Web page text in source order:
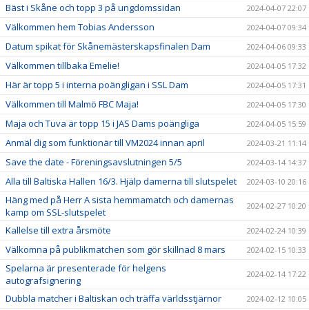
Bäst i Skåne och topp 3 på ungdomssidan 2024-04-07 22:07
Välkommen hem Tobias Andersson 2024-04-07 09:34
Datum spikat för Skånemästerskapsfinalen Dam 2024-04-06 09:33
Välkommen tillbaka Emelie! 2024-04-05 17:32
Här är topp 5 i interna poängligan i SSL Dam 2024-04-05 17:31
Välkommen till Malmö FBC Maja! 2024-04-05 17:30
Maja och Tuva är topp 15 i JAS Dams poängliga 2024-04-05 15:59
Anmäl dig som funktionär till VM2024 innan april 2024-03-21 11:14
Save the date - Föreningsavslutningen 5/5 2024-03-14 14:37
Alla till Baltiska Hallen 16/3. Hjälp damerna till slutspelet 2024-03-10 20:16
Häng med på Herr A sista hemmamatch och damernas
kamp om SSL-slutspelet
2024-02-27 10:20
Kallelse till extra årsmöte 2024-02-24 10:39
Välkomna på publikmatchen som gör skillnad 8 mars 2024-02-15 10:33
Spelarna är presenterade för helgens
autografsignering
2024-02-14 17:22
Dubbla matcher i Baltiskan och träffa världsstjärnor 2024-02-12 10:05